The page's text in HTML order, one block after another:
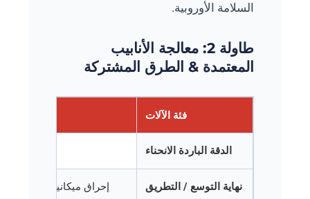
السلامة الأوروبية.
طاولة 2: معالجة الأنابيب
المعتمدة & الطرق المشتركة
فئة الآلات
الدقة الباردة الانحناء
نهاية التوسع / التطريق إحراق ميكانيكي, توسيع,